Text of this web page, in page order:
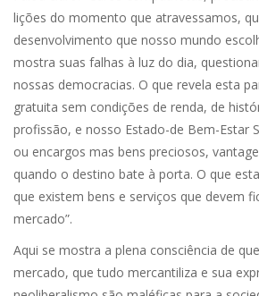
lições do momento que atravessamos,
desenvolvimento que nosso mundo
mostra suas falhas à luz do dia,
nossas democracias. O que revela esta
gratuita sem condições de renda, de
profissão, e nosso Estado-de Bem-Estar
ou encargos mas bens preciosos,
quando o destino bate à porta. O que
que existem bens e serviços que devem
mercado”.
Aqui se mostra a plena consciência de
mercado, que tudo mercantiliza e sua